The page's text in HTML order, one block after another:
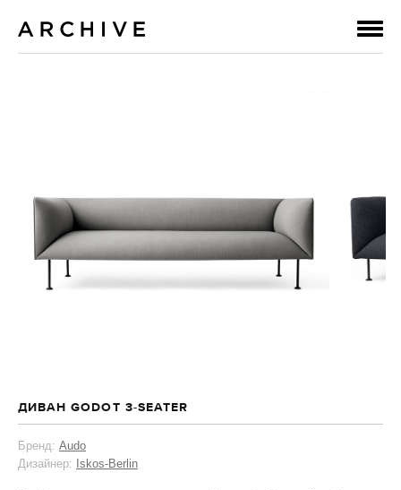
ДИВАН GODOT 3-SEATER
Бренд: Audo
Дизайнер: Iskos-Berlin